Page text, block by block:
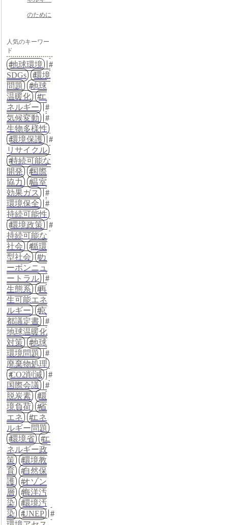
のために
人気のキーワー
ド
地球環境
SDGs
環境
問題
地球
温暖化
エ
ネルギー
気候変動
生物多様性
環境保護
リサイクル
持続可能な
開発
国際
協力
温室
効果ガス
環境保全
持続可能性
環境政策
持続可能な
社会
循環
型社会
カ
ーボンニュ
ートラル
生態系
再
生可能エネ
ルギー
京
都議定書
地球温暖化
対策
地球
環境問題
廃棄物処理
CO2削減
国際会議
脱炭素
環
境負荷
省
エネ
エネ
ルギー問題
環境省
エ
ネルギー政
策
環境教
育
自然保
護
オゾン
層
海洋汚
染
環境汚
染
UNEP